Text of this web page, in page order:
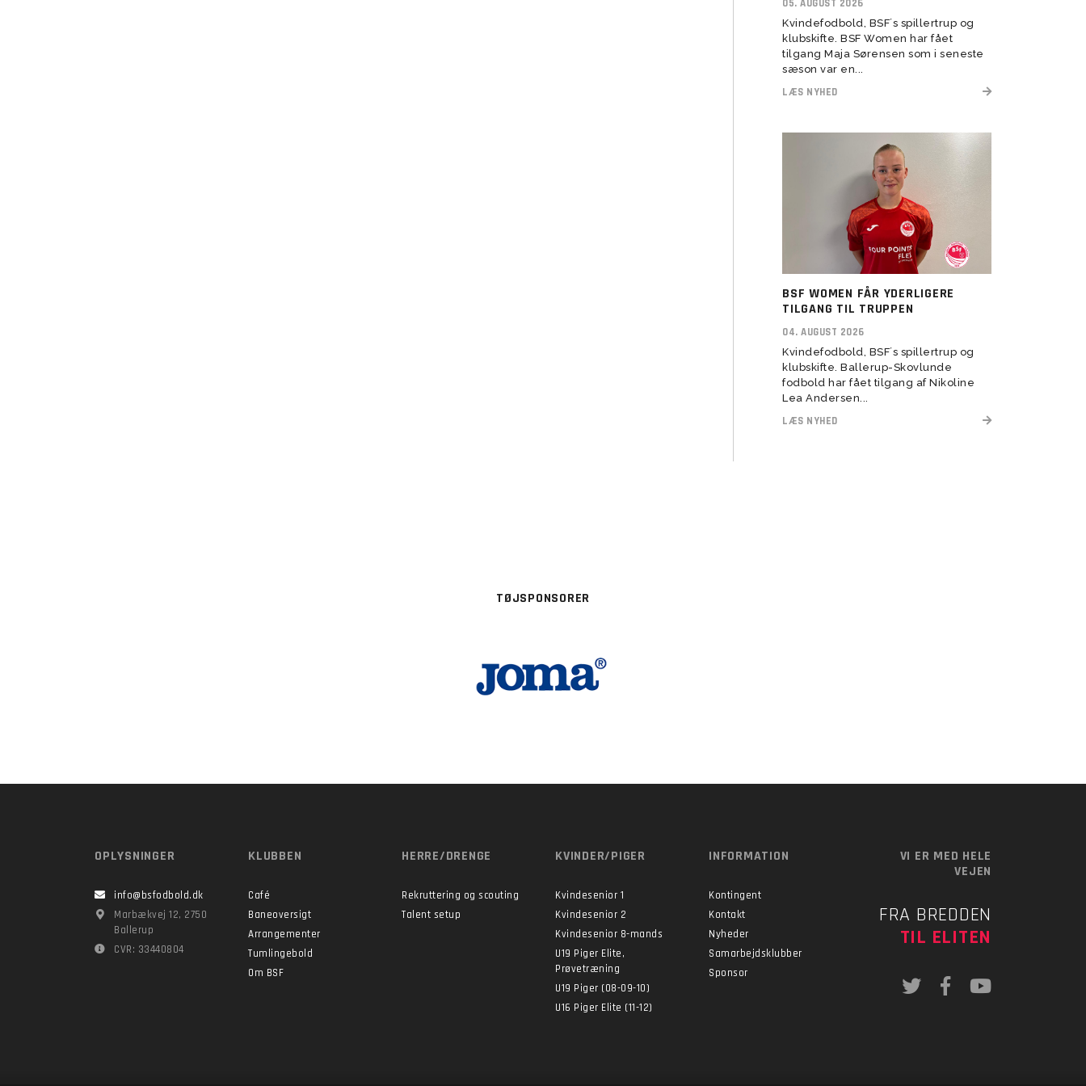
Transitionstræning
05. AUGUST 2026
Kvindefodbold, BSF´s spillertrup og
klubskifte. BSF Women har fået
tilgang Maja Sørensen som i seneste
sæson var en...
LÆS NYHED
BSF WOMEN FÅR YDERLIGERE
TILGANG TIL TRUPPEN
04. AUGUST 2026
Kvindefodbold, BSF´s spillertrup og
klubskifte. Ballerup-Skovlunde
fodbold har fået tilgang af Nikoline
Lea Andersen...
LÆS NYHED
TØJSPONSORER
OPLYSNINGER
info@bsfodbold.dk
Marbækvej 12, 2750
Ballerup
CVR: 33440804
KLUBBEN
Café
Baneoversigt
Arrangementer
Tumlingebold
Om BSF
HERRE/DRENGE
Rekruttering og scouting
Talent setup
KVINDER/PIGER
Kvindesenior 1
Kvindesenior 2
Kvindesenior 8-mands
U19 Piger Elite,
Prøvetræning
U19 Piger (08-09-10)
U16 Piger Elite (11-12)
INFORMATION
Kontingent
Kontakt
Nyheder
Samarbejdsklubber
Sponsor
VI ER MED HELE
VEJEN
FRA BREDDEN
TIL ELITEN